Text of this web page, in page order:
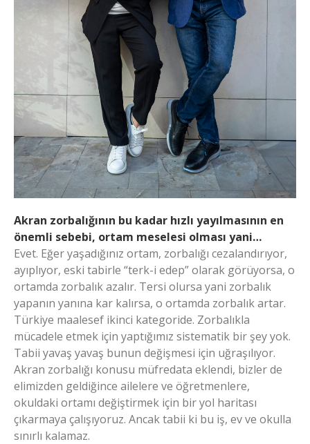
Akran zorbalığının bu kadar hızlı yayılmasının en
önemli sebebi, ortam meselesi olması yani…
Evet. Eğer yaşadığınız ortam, zorbalığı cezalandırıyor,
ayıplıyor, eski tabirle “terk-i edep” olarak görüyorsa, o
ortamda zorbalık azalır. Tersi olursa yani zorbalık
yapanın yanına kar kalırsa, o ortamda zorbalık artar.
Türkiye maalesef ikinci kategoride. Zorbalıkla
mücadele etmek için yaptığımız sistematik bir şey yok.
Tabii yavaş yavaş bunun değişmesi için uğraşılıyor.
Akran zorbalığı konusu müfredata eklendi, bizler de
elimizden geldiğince ailelere ve öğretmenlere,
okuldaki ortamı değiştirmek için bir yol haritası
çıkarmaya çalışıyoruz. Ancak tabii ki bu iş, ev ve okulla
sınırlı kalamaz.